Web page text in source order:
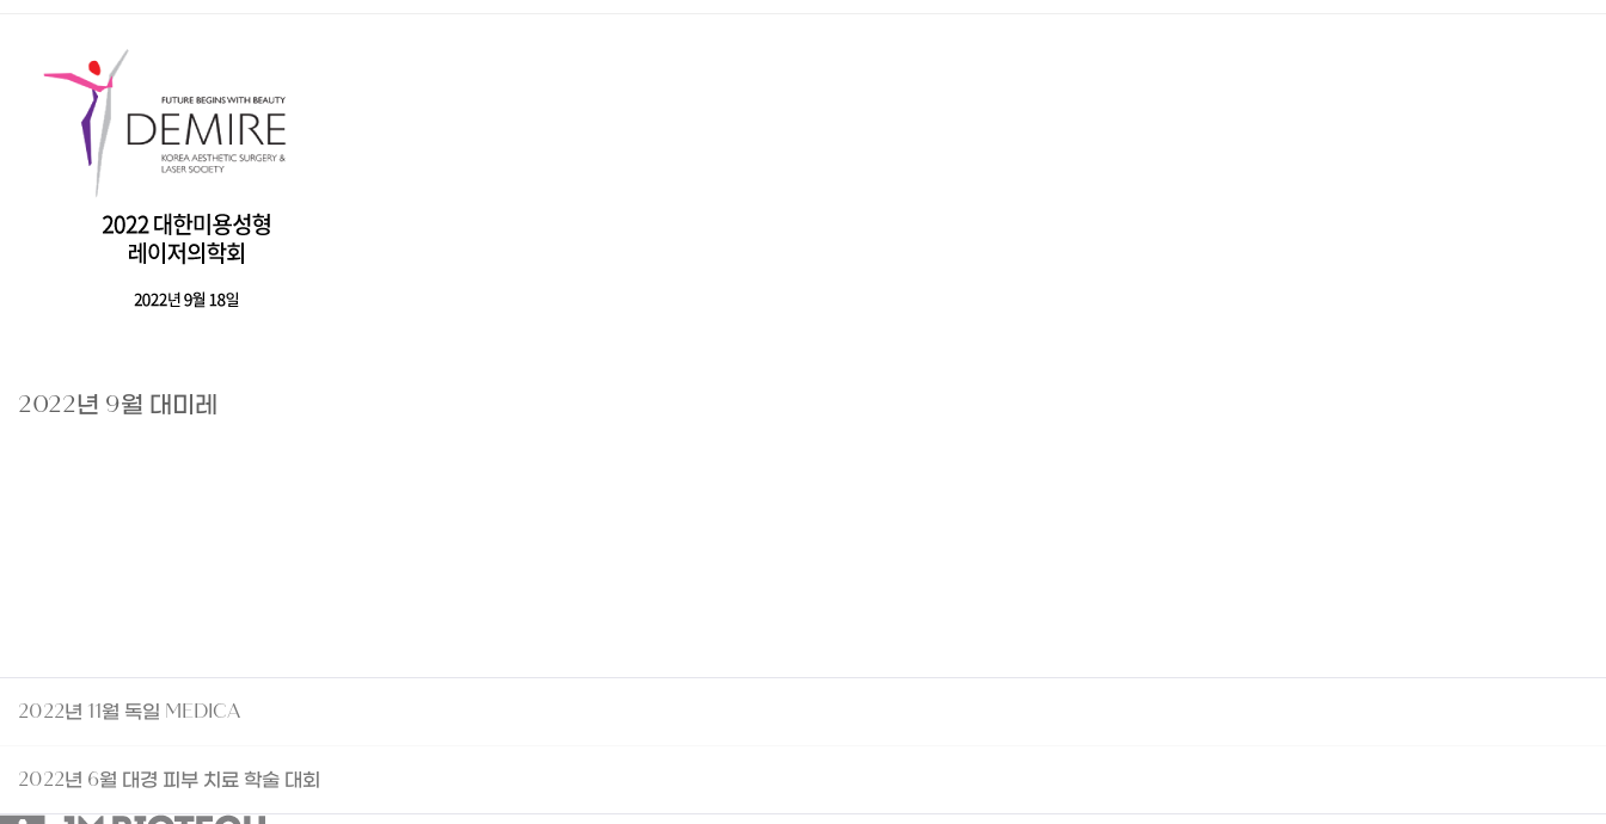
2022년 9월 대미레
2022년 11월 독일 MEDICA
2022년 6월 대경 피부 치료 학술 대회